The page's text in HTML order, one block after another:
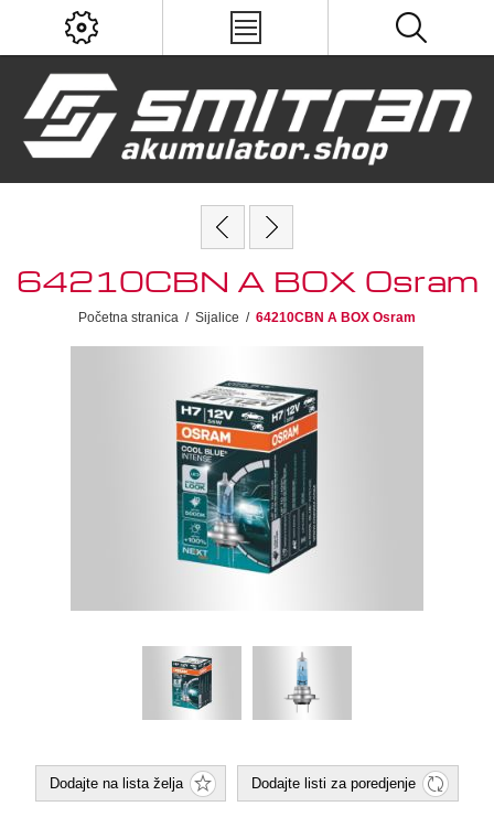
64210CBN A BOX Osram
Početna stranica / Sijalice / 64210CBN A BOX Osram
Dodajte na lista želja Dodajte listi za poredjenje